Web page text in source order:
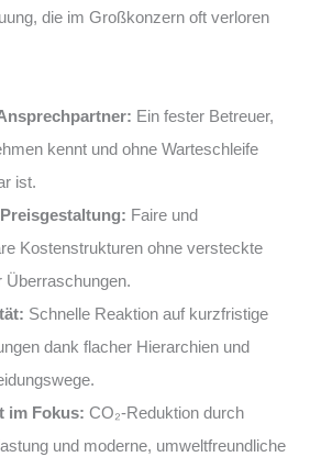
die im Großkonzern oft verloren
Ein fester Betreuer,
kennt und ohne Warteschleife
ist.
Faire und
Kostenstrukturen ohne versteckte
Überraschungen.
Schnelle Reaktion auf kurzfristige
dank flacher Hierarchien und
im Fokus: CO₂-Reduktion durch
und moderne, umweltfreundliche